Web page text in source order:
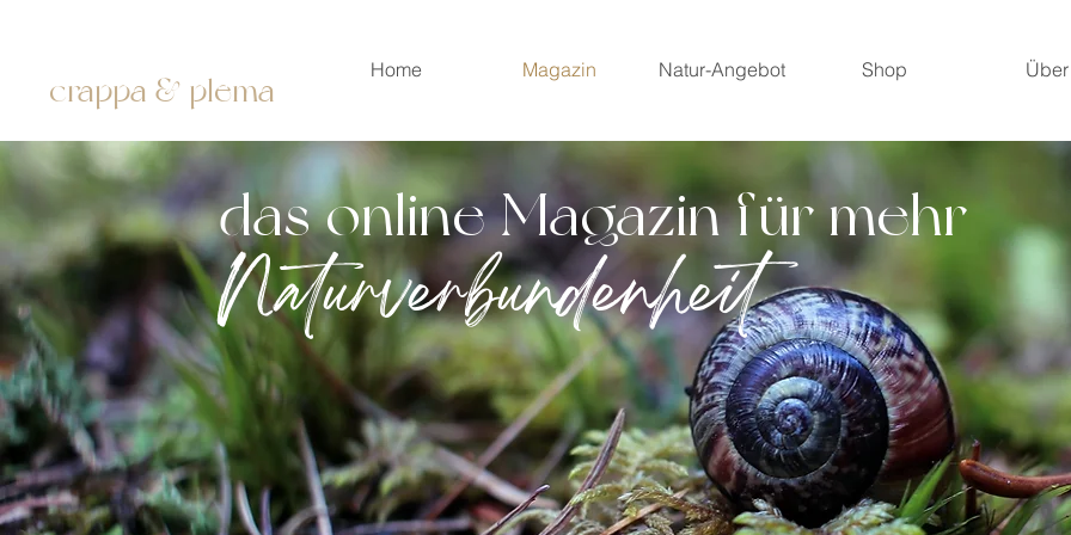
crappa & plema
Home Magazin Natur-Angebot Shop Über
das online Magazin für mehr
Naturverbundenheit